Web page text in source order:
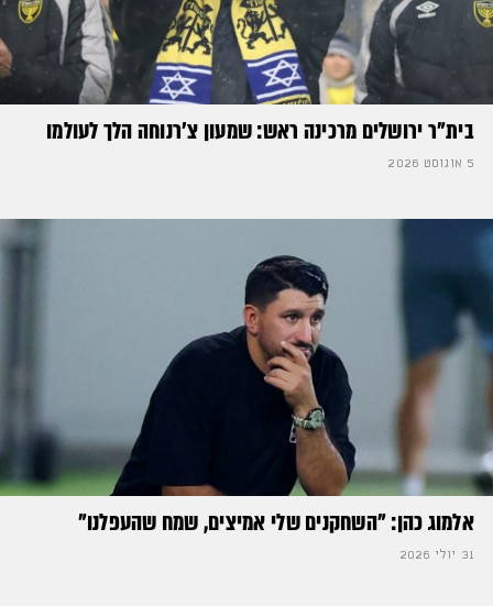
בית"ר ירושלים מרכינה ראש: שמעון צ'רנוחה הלך לעולמו
5 אוגוסט 2026
אלמוג כהן: "השחקנים שלי אמיצים, שמח שהעפלנו"
31 יולי 2026